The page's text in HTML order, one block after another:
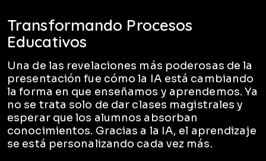
Transformando Procesos
Educativos
Una de las revelaciones más poderosas de la
presentación fue cómo la IA está cambiando
la forma en que enseñamos y aprendemos. Ya
no se trata solo de dar clases magistrales y
esperar que los alumnos absorban
conocimientos. Gracias a la IA, el aprendizaje
se está personalizando cada vez más.